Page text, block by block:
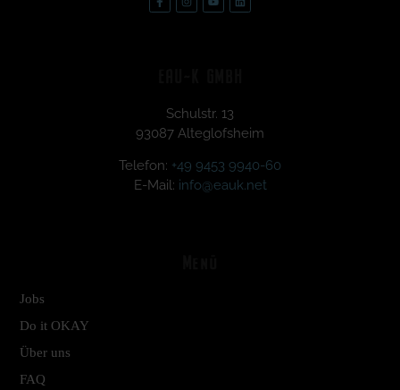
Schulstr. 13
93087 Alteglofsheim
Telefon: +49 9453 9940-60
E-Mail: info@eauk.net
Jobs
Do it OKAY
Über uns
FAQ